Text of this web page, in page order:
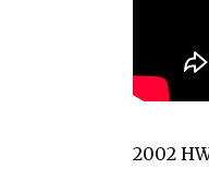
2002